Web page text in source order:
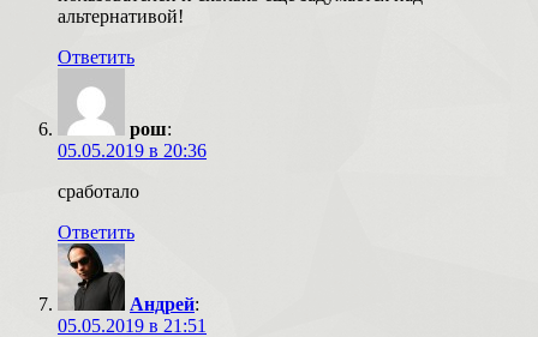
альтернативой!
Ответить
рош:
05.05.2019 в 20:36
сработало
Ответить
Андрей:
05.05.2019 в 21:51